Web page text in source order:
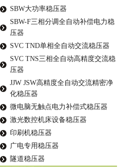
SBW大功率稳压器
SBW-F三相分调全自动补偿电力稳
压器
SVC TND单相全自动交流稳压器
SVC TNS三相全自动高精度交流稳
压器
JJW JSW高精度全自动交流精密净
化稳压器
微电脑无触点电力补偿式稳压器
激光数控机床设备稳压器
印刷机稳压器
广电专用稳压器
隧道稳压器